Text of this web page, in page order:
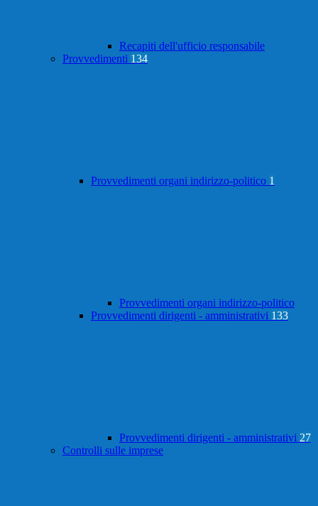
Recapiti dell'ufficio responsabile
Provvedimenti 134
Provvedimenti organi indirizzo-politico 1
Provvedimenti organi indirizzo-politico
Provvedimenti dirigenti - amministrativi 133
Provvedimenti dirigenti - amministrativi 27
Controlli sulle imprese